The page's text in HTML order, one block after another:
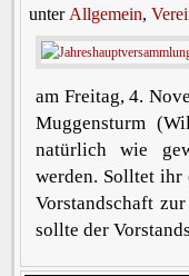
unter Allgemein,
am Freitag, 4.
Muggensturm
natürlich wie
werden. Solltet ihr
Vorstandschaft
sollte der